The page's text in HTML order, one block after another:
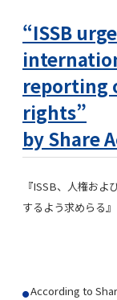
“ISSB
reporting
rights”
by Share
『ISSB、人権お
するよう求めらる』
According to